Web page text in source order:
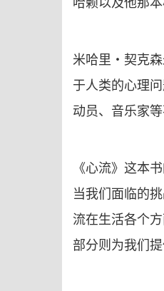
米哈里・契克
于人类的心理
动员、音乐家
《心流》这本
当我们面临的
流在生活各个
部分则为我们